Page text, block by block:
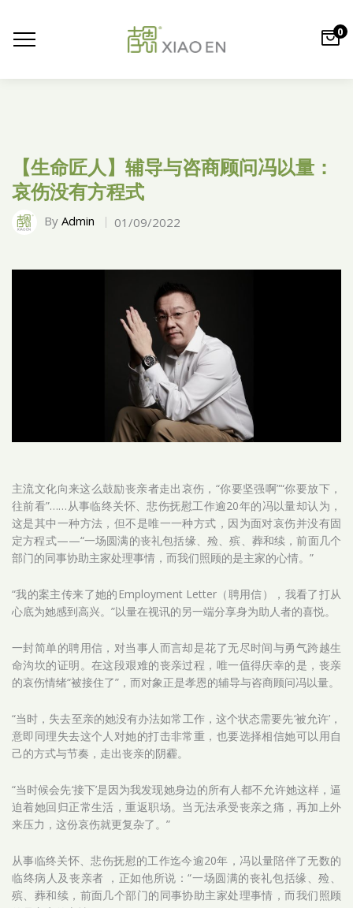
0
【生命匠人】辅导与咨商顾问冯以量：
哀伤没有方程式
By Admin 01/09/2022
主流文化向来这么鼓励丧亲者走出哀伤，“你要坚强啊”“你要放下，
往前看”……从事临终关怀、悲伤抚慰工作逾20年的冯以量却认为，
这是其中一种方法，但不是唯一一种方式，因为面对哀伤并没有固
定方程式——“一场圆满的丧礼包括缘、殓、殡、葬和续，前面几个
部门的同事协助主家处理事情，而我们照顾的是主家的心情。”
“我的案主传来了她的Employment Letter（聘用信），我看了打从
心底为她感到高兴。”以量在视讯的另一端分享身为助人者的喜悦。
一封简单的聘用信，对当事人而言却是花了无尽时间与勇气跨越生
命沟坎的证明。在这段艰难的丧亲过程，唯一值得庆幸的是，丧亲
的哀伤情绪“被接住了”，而对象正是孝恩的辅导与咨商顾问冯以量。
“当时，失去至亲的她没有办法如常工作，这个状态需要先‘被允许’，
意即同理失去这个人对她的打击非常重，也要选择相信她可以用自
己的方式与节奏，走出丧亲的阴霾。
“当时候会先‘接下’是因为我发现她身边的所有人都不允许她这样，逼
迫着她回归正常生活，重返职场。当无法承受丧亲之痛，再加上外
来压力，这份哀伤就更复杂了。”
从事临终关怀、悲伤抚慰的工作迄今逾20年，冯以量陪伴了无数的
临终病人及丧亲者 ，正如他所说：“一场圆满的丧礼包括缘、殓、
殡、葬和续，前面几个部门的同事协助主家处理事情，而我们照顾